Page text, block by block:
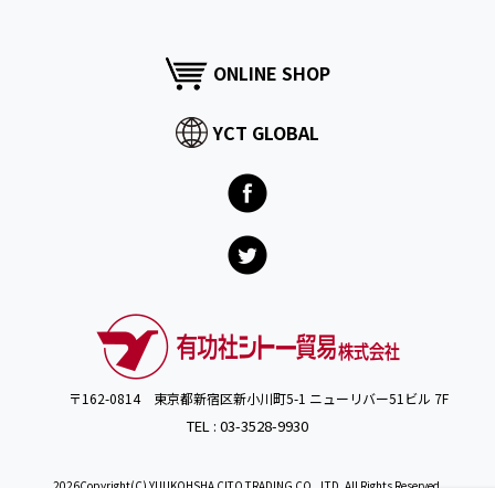
ONLINE SHOP
YCT GLOBAL
〒162-0814 東京都新宿区新小川町5-1 ニューリバー51ビル 7F
TEL : 03-3528-9930